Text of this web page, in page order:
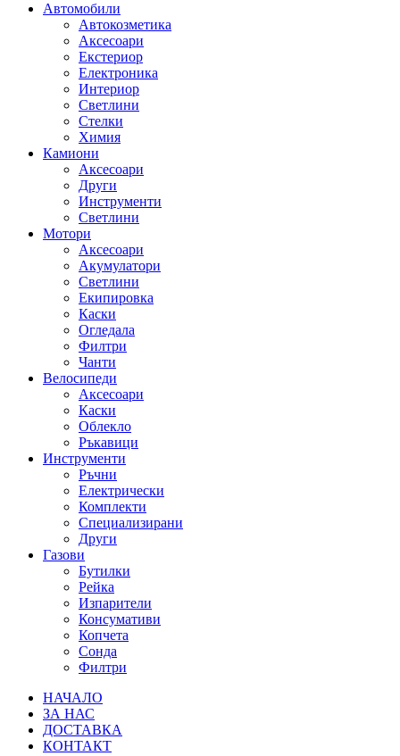
Автомобили
Автокозметика
Аксесоари
Екстериор
Електроника
Интериор
Светлини
Стелки
Химия
Камиони
Аксесоари
Други
Инструменти
Светлини
Мотори
Аксесоари
Акумулатори
Светлини
Екипировка
Каски
Огледала
Филтри
Чанти
Велосипеди
Аксесоари
Каски
Облекло
Ръкавици
Инструменти
Ръчни
Електрически
Комплекти
Специализирани
Други
Газови
Бутилки
Рейка
Изпарители
Консумативи
Копчета
Сонда
Филтри
НАЧАЛО
ЗА НАС
ДОСТАВКА
КОНТАКТ